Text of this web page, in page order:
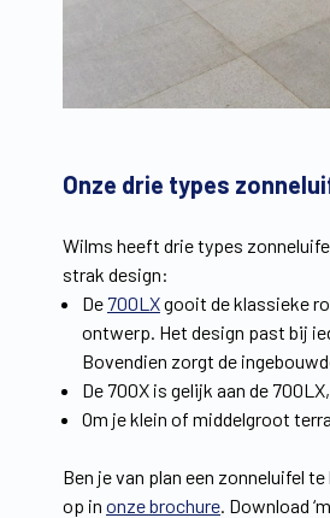
Onze drie types
Wilms heeft drie types
strak design:
De 700LXgooit de klassieke
ontwerp. Het design past bij
Bovendien zorgt de
De 700X is gelijk aan de
Om je klein of middelgroot
Ben je van plan een zonneluifel
op in onze brochure . Download